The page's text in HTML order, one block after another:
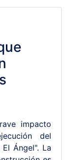
impacto
del
La